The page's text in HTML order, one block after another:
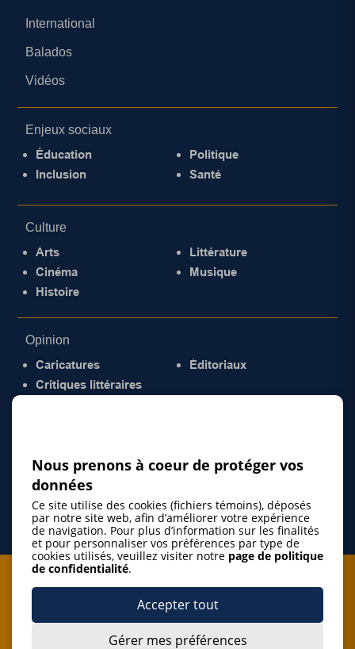
International
Balados
Vidéos
Enjeux sociaux
Éducation
Inclusion
Politique
Santé
Culture
Arts
Cinéma
Histoire
Littérature
Musique
Opinion
Caricatures
Critiques littéraires
Éditoriaux
Je m'abonne à l'infolettre
Nous prenons à coeur de protéger vos
données
Ce site utilise des cookies (fichiers témoins), déposés
par notre site web, afin d’améliorer votre expérience
de navigation. Pour plus d’information sur les finalités
et pour personnaliser vos préférences par type de
cookies utilisés, veuillez visiter notre page de politique
de confidentialité.
Accepter tout
Gérer mes préférences